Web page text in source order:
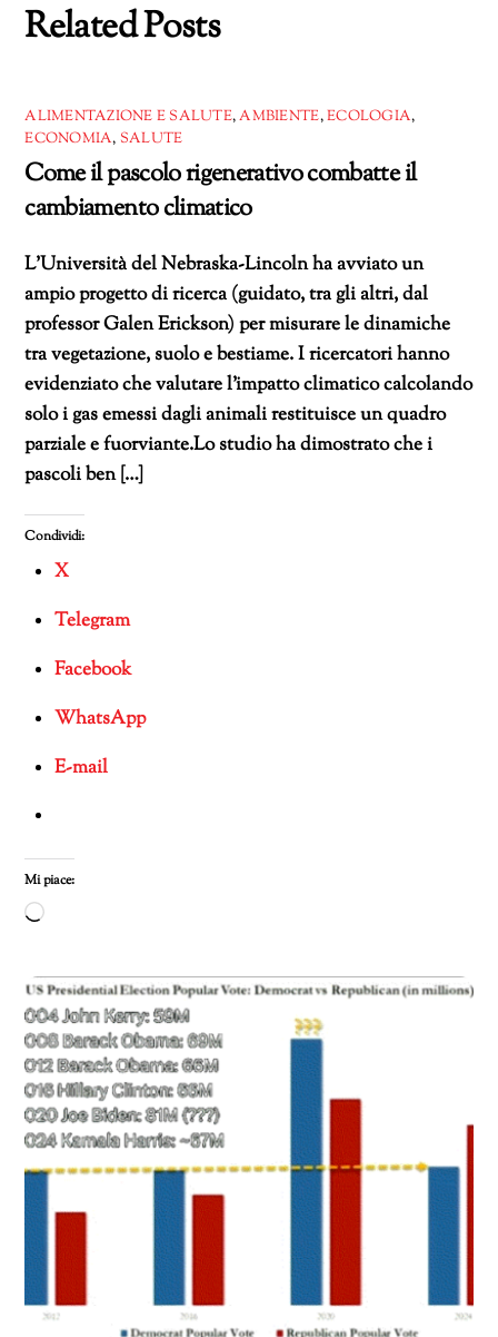
Related Posts
ALIMENTAZIONE E SALUTE,AMBIENTE,ECOLOGIA,
ECONOMIA, SALUTE
Come il pascolo rigenerativo combatte il
cambiamento climatico
L’Università del Nebraska-Lincoln ha avviato un
ampio progetto di ricerca (guidato, tra gli altri, dal
professor Galen Erickson) per misurare le dinamiche
tra vegetazione, suolo e bestiame. I ricercatori hanno
evidenziato che valutare l’impatto climatico calcolando
solo i gas emessi dagli animali restituisce un quadro
parziale e fuorviante.Lo studio ha dimostrato che i
pascoli ben […]
Condividi:
X
Telegram
Facebook
WhatsApp
E-mail
Mi piace:
Caricamento
corso…